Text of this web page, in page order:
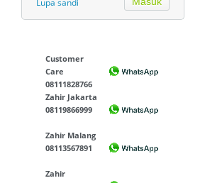
Lupa sandi
Customer
Care
08111828766
Zahir Jakarta
08119866999
Zahir Malang
08113567891
Zahir